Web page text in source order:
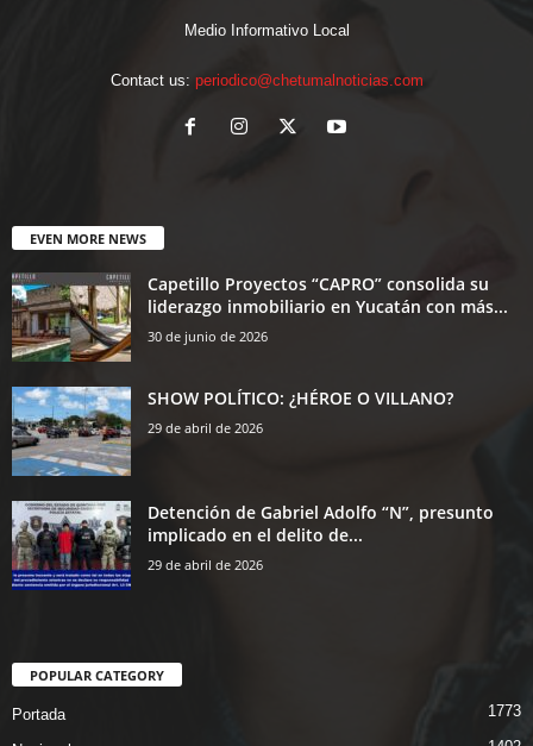
Medio Informativo Local
Contact us: periodico@chetumalnoticias.com
EVEN MORE NEWS
Capetillo Proyectos “CAPRO” consolida su
liderazgo inmobiliario en Yucatán con más...
30 de junio de 2026
SHOW POLÍTICO: ¿HÉROE O VILLANO?
29 de abril de 2026
Detención de Gabriel Adolfo “N”, presunto
implicado en el delito de...
29 de abril de 2026
POPULAR CATEGORY
Portada 1773